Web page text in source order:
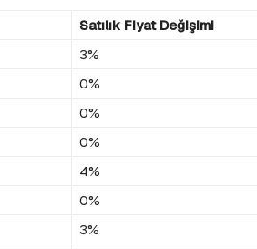
Satılık Fiyat Değişimi
3%
0%
0%
0%
4%
0%
3%